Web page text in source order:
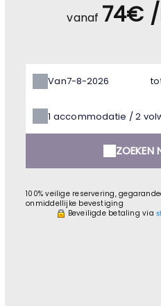
vanaf 74€
Van
1 accommodatie /2
ZOEKEN
100% veilige reservering,
onmiddellijke bevestiging
Beveiligde betaling via